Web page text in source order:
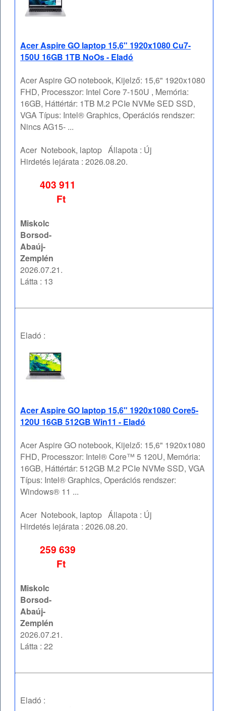
Acer Aspire GO laptop 15,6" 1920x1080 Cu7-
150U 16GB 1TB NoOs - Eladó
Acer Aspire GO notebook, Kijelző: 15,6" 1920x1080
FHD, Processzor: Intel Core 7-150U , Memória:
16GB, Háttértár: 1TB M.2 PCIe NVMe SED SSD,
VGA Típus: Intel® Graphics, Operációs rendszer:
Nincs AG15- ...
Acer Notebook, laptop Állapota : Új
Hirdetés lejárata :2026.08.20.
403 911
Ft
Miskolc
Borsod-
Abaúj-
Zemplén
2026.07.21.
Látta : 13
Eladó :
Acer Aspire GO laptop 15,6" 1920x1080 Core5-
120U 16GB 512GB Win11 - Eladó
Acer Aspire GO notebook, Kijelző: 15,6" 1920x1080
FHD, Processzor: Intel® Core™ 5 120U, Memória:
16GB, Háttértár: 512GB M.2 PCIe NVMe SSD, VGA
Típus: Intel® Graphics, Operációs rendszer:
Windows® 11 ...
Acer Notebook, laptop Állapota : Új
Hirdetés lejárata :2026.08.20.
259 639
Ft
Miskolc
Borsod-
Abaúj-
Zemplén
2026.07.21.
Látta : 22
Eladó :